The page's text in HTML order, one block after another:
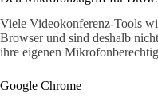
Viele Videokonferenz-Tools
Browser und sind deshalb
ihre eigenen
Google Chrome